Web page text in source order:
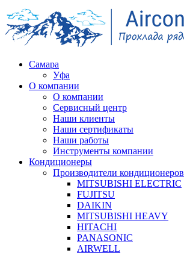
Самара
Уфа
О компании
О компании
Сервисный центр
Наши клиенты
Наши сертификаты
Наши работы
Инструменты компании
Кондиционеры
Производители кондиционеров
MITSUBISHI ELECTRIC
FUJITSU
DAIKIN
MITSUBISHI HEAVY
HITACHI
PANASONIC
AIRWELL